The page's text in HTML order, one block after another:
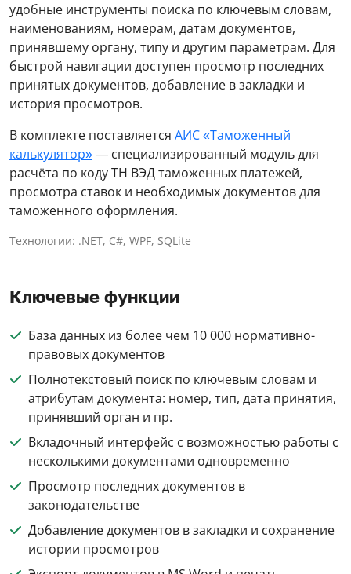
удобные инструменты поиска по ключевым словам,
наименованиям, номерам, датам документов,
принявшему органу, типу и другим параметрам. Для
быстрой навигации доступен просмотр последних
принятых документов, добавление в закладки и
история просмотров.
В комплекте поставляется АИС «Таможенный
калькулятор»— специализированный модуль для
расчёта по коду ТН ВЭД таможенных платежей,
просмотра ставок и необходимых документов для
таможенного оформления.
Технологии: .NET, C#, WPF, SQLite
Ключевые функции
База данных из более чем 10 000 нормативно-
правовых документов
Полнотекстовый поиск по ключевым словам и
атрибутам документа: номер, тип, дата принятия,
принявший орган и пр.
Вкладочный интерфейс с возможностью работы с
несколькими документами одновременно
Просмотр последних документов в
законодательстве
Добавление документов в закладки и сохранение
истории просмотров